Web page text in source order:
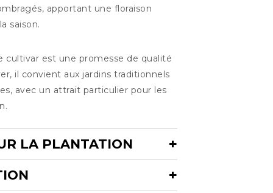
apportant une floraison
saison.
cultivar est une promesse de qualité
il convient aux jardins traditionnels
avec un attrait particulier pour les
LA PLANTATION